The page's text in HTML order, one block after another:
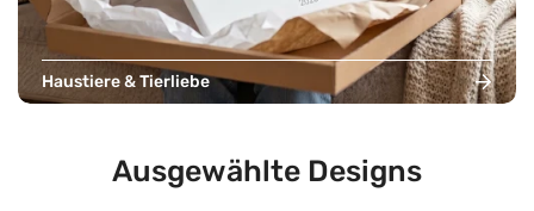
Haustiere & Tierliebe
Ausgewählte Designs